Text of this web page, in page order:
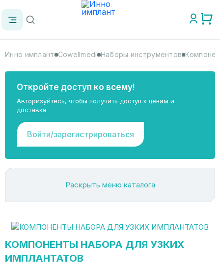
Инно имплант Cowellmedi Наборы инструментов
Откройте доступ ко всему!
Авторизуйтесь, чтобы получить доступ к ценам и
доставке
Войти/зарегистрироваться
Раскрыть меню каталога
КОМПОНЕНТЫ НАБОРА ДЛЯ УЗКИХ
ИМПЛАНТАТОВ